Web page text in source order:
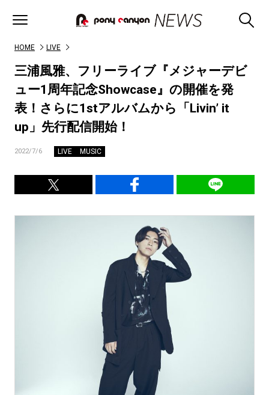
HOME LIVE
三浦風雅、フリーライブ『メジャーデビ
ュー1周年記念Showcase』の開催を発
表！さらに1stアルバムから「Livin’ it
up」先行配信開始！
2022/7/6 LIVE MUSIC